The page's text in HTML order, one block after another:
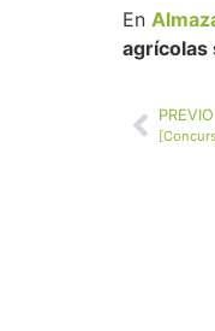
En
agrícolas
PREVIO